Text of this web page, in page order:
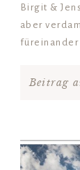
Birgit &
aber
Beitrag